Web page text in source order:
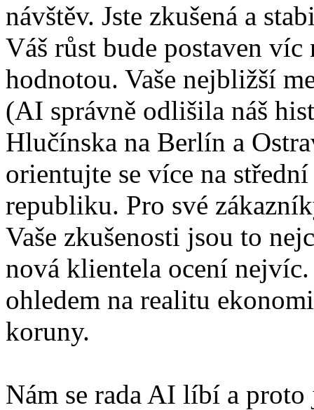
návštěv. Jste zkušená a
Váš růst bude postaven
hodnotou. Vaše nejbližší
(AI správně odlišila náš
Hlučínska na Berlín a
orientujte se více na
republiku. Pro své
Vaše zkušenosti jsou to
nová klientela ocení nejvíc.
ohledem na realitu
koruny.
Nám se rada AI líbí a